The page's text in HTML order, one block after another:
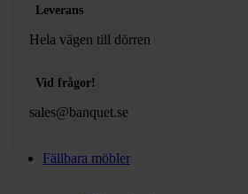
Leverans
Hela vägen till dörren
Vid frågor!
sales@banquet.se
Fällbara möbler